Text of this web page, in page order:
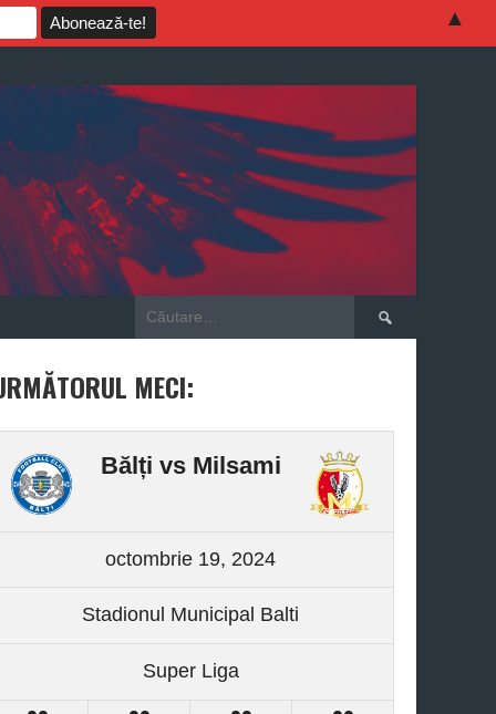
Caută
după:
MECI:
Bălți vs Milsami
octombrie 19, 2024
Stadionul Municipal Balti
Super Liga
▲